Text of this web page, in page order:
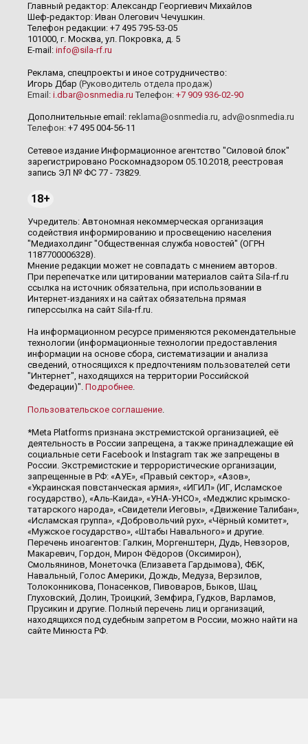
Главный редактор: Александр Георгиевич Михайлов
Шеф-редактор: Иван Олегович Чечушкин.
Телефон редакции: +7 495 795-53-05
101000, г. Москва, ул. Покровка, д. 5
E-mail: info@sila-rf.ru
Реклама, спецпроекты и иное сотрудничество:
Игорь Дбар (Руководитель отдела продаж)
Email: i.dbar@osnmedia.ru Телефон: +7 909 936-02-90
Дополнительные email: reklama@osnmedia.ru, adv@osnmedia.ru
Телефон: +7 495 004-56-11
Сетевое издание Информационное агентство "Силовой блок"
зарегистрировано Роскомнадзором 05.10.2018, реестровая
запись ЭЛ № ФС 77 - 73829.
18+
Учредитель: Автономная некоммерческая организация
содействия информированию и просвещению населения
"Медиахолдинг "Общественная служба новостей" (ОГРН
1187700006328).
Мнение редакции может не совпадать с мнением авторов.
При перепечатке или цитировании материалов сайта Sila-rf.ru
ссылка на источник обязательна, при использовании в
Интернет-изданиях и на сайтах обязательна прямая
гиперссылка на сайт Sila-rf.ru.
На информационном ресурсе применяются рекомендательные
технологии (информационные технологии предоставления
информации на основе сбора, систематизации и анализа
сведений, относящихся к предпочтениям пользователей сети
"Интернет", находящихся на территории Российской
Федерации)". Подробнее.
Пользовательское соглашение.
*Meta Platforms признана экстремистской организацией, её
деятельность в России запрещена, а также принадлежащие ей
социальные сети Facebook и Instagram так же запрещены в
России. Экстремистские и террористические организации,
запрещенные в РФ: «АУЕ», «Правый сектор», «Азов»,
«Украинская повстанческая армия», «ИГИЛ» (ИГ, Исламское
государство), «Аль-Каида», «УНА-УНСО», «Меджлис крымско-
татарского народа», «Свидетели Иеговы», «Движение Талибан»,
«Исламская группа», «Добровольчий рух», «Чёрный комитет»,
«Мужское государство», «Штабы Навального» и другие.
Перечень иноагентов: Галкин, Моргенштерн, Дудь, Невзоров,
Макаревич, Гордон, Мирон Фёдоров (Оксимирон),
Смольянинов, Монеточка (Елизавета Гардымова), ФБК,
Навальный, Голос Америки, Дождь, Медуза, Верзилов,
Толоконникова, Понасенков, Пивоваров, Быков, Шац,
Глуховский, Долин, Троицкий, Земфира, Гудков, Варламов,
Прусикин и другие. Полный перечень лиц и организаций,
находящихся под судебным запретом в России, можно найти на
сайте Минюста РФ.